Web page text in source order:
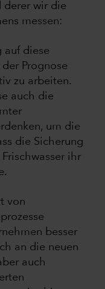
derer wir die
messen:
auf diese
Prognose
zu arbeiten.
auch die
um die
die Sicherung
ihr
von
besser
an die neuen
auch